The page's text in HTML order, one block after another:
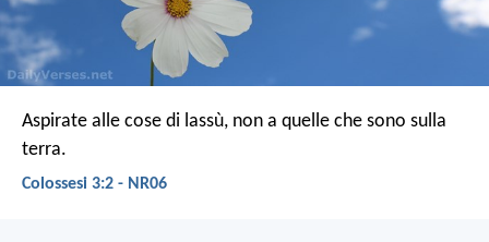
Aspirate alle cose di lassù, non a quelle che sono sulla
terra.
Colossesi 3:2 - NR06